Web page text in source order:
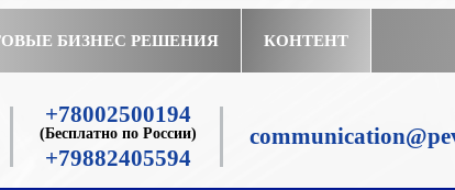
БИЗНЕС РЕШЕНИЯ КОНТЕНТ
+78002500194
(Бесплатно по России)
+79882405594